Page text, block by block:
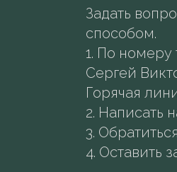
Задать
способом.
1.⁠ ⁠По номеру
Сергей
Горячая
2.⁠ ⁠Написать
3.⁠
4.⁠ ⁠Оставить